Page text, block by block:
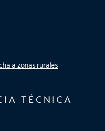
a zonas rurales
TÉCNICA